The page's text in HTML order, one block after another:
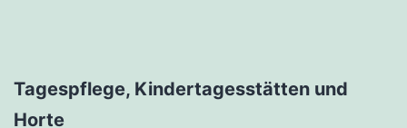
Tagespflege, Kindertagesstätten und
Horte